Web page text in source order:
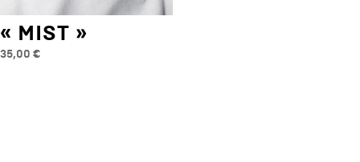
« MIST »
35,00 €